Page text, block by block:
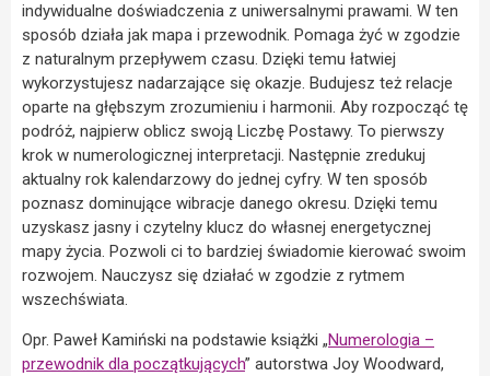
indywidualne doświadczenia z uniwersalnymi prawami. W ten
sposób działa jak mapa i przewodnik. Pomaga żyć w zgodzie
z naturalnym przepływem czasu. Dzięki temu łatwiej
wykorzystujesz nadarzające się okazje. Budujesz też relacje
oparte na głębszym zrozumieniu i harmonii. Aby rozpocząć tę
podróż, najpierw oblicz swoją Liczbę Postawy. To pierwszy
krok w numerologicznej interpretacji. Następnie zredukuj
aktualny rok kalendarzowy do jednej cyfry. W ten sposób
poznasz dominujące wibracje danego okresu. Dzięki temu
uzyskasz jasny i czytelny klucz do własnej energetycznej
mapy życia. Pozwoli ci to bardziej świadomie kierować swoim
rozwojem. Nauczysz się działać w zgodzie z rytmem
wszechświata.
Opr. Paweł Kamiński na podstawie książki „Numerologia –
przewodnik dla początkujących” autorstwa Joy Woodward,